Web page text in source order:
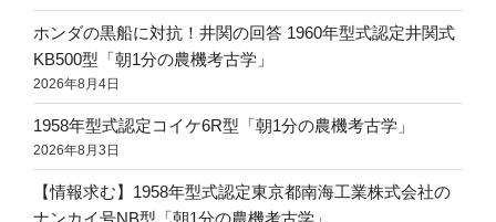
ホンダの黒船に対抗！井関の回答 1960年型式認定井関式
KB500型「朝1分の農機考古学」
2026年8月4日
1958年型式認定コイケ6R型「朝1分の農機考古学」
2026年8月3日
【情報求む】1958年型式認定東京都南海工業株式会社の
ナンカイ号NB型「朝1分の農機考古学」